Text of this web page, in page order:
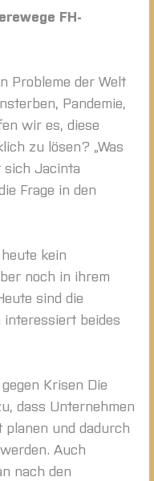
FH-
Probleme der Welt
Pandemie,
wir es, diese
zu lösen? „Was
sich Jacinta
Frage in den
kein
noch in ihrem
sind die
beides
Krisen Die
dass Unternehmen
und dadurch
Auch
nach den